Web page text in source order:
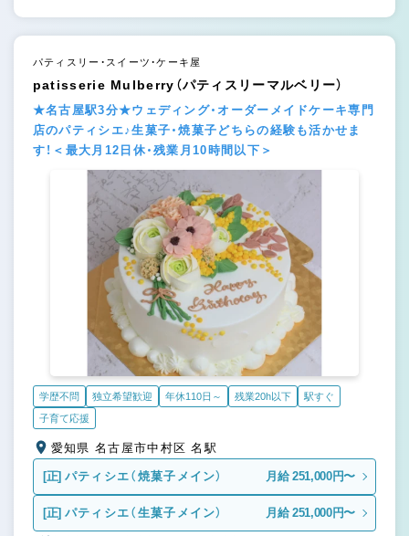
パティスリー・スイーツ・ケーキ屋
patisserie Mulberry（パティスリーマルベリー）
★名古屋駅3分★ウェディング・オーダーメイドケーキ専門
店のパティシエ♪生菓子・焼菓子どちらの経験も活かせま
す！＜最大月12日休・残業月10時間以下＞
学歴不問 独立希望歓迎 年休110日～ 残業20h以下
駅すぐ
子育て応援
愛知県 名古屋市中村区 名駅
[正] パティシエ（焼菓子メイン） 月給 251,000円〜
[正] パティシエ（生菓子メイン） 月給 251,000円〜